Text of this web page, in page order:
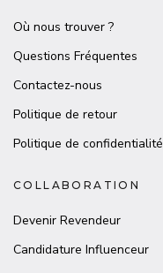
Où nous trouver ?
Questions Fréquentes
Contactez-nous
Politique de retour
Politique de confidentialité
COLLABORATION
Devenir Revendeur
Candidature Influenceur